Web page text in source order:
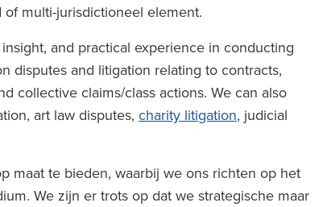
multi-jurisdictioneel element.
and practical experience in conducting
disputes and litigation relating to contracts,
collective claims/class actions. We can also
art law disputes, charity litigation, judicial
maat te bieden, waarbij we ons richten op het
We zijn er trots op dat we strategische maar